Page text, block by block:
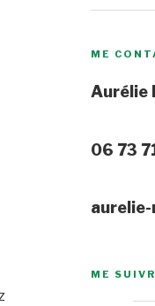
ME
Aurélie
06 73
ME